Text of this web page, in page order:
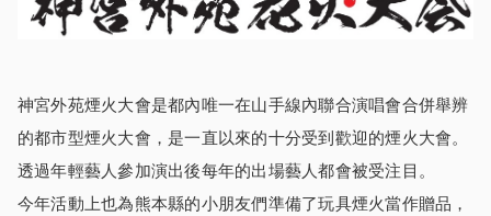
神宮外苑煙火大會是都內唯一在山手線內聯合演唱會合併舉辨
的都市型煙火大會，是一直以來的十分受到歡迎的煙火大會。
透過年輕藝人參加演出後每年的出場藝人都會被受注目。
今年活動上也為熊本縣的小朋友們準備了玩具煙火當作贈品，